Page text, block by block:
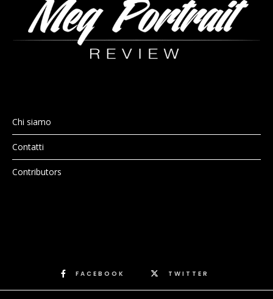
Chi siamo
Contatti
Contributors
FACEBOOK TWITTER